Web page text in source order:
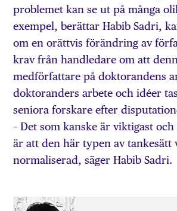
problemet kan se ut på många
exempel, berättar Habib Sadri,
om en orättvis förändring av
krav från handledare om att
medförfattare på doktorandens
doktoranders arbete och idéer
seniora forskare efter
– Det som kanske är viktigast
är att den här typen av tankesätt
normaliserad, säger Habib Sadri.